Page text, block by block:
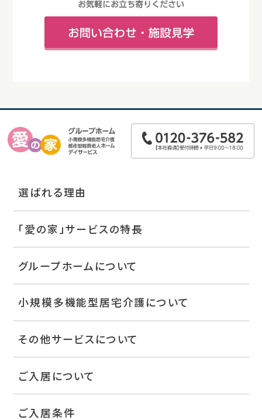
選ばれる理由
「愛の家」サービスの特長
グループホームについて
小規模多機能型居宅介護について
その他サービスについて
ご入居について
ご入居条件